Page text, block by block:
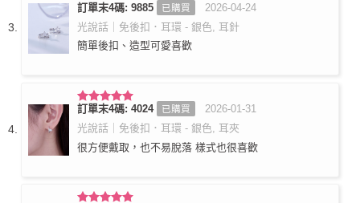
評分5滿
分 5
訂單末4碼: 9885 已購買
2026-04-24
光說話｜免後扣．耳環 - 銀色, 耳針
簡單後扣、造型可愛喜歡
評分5滿
分 5
訂單末4碼: 4024 已購買
2026-01-31
光說話｜免後扣．耳環 - 銀色, 耳夾
很方便戴取，也不易脫落 樣式也很喜歡